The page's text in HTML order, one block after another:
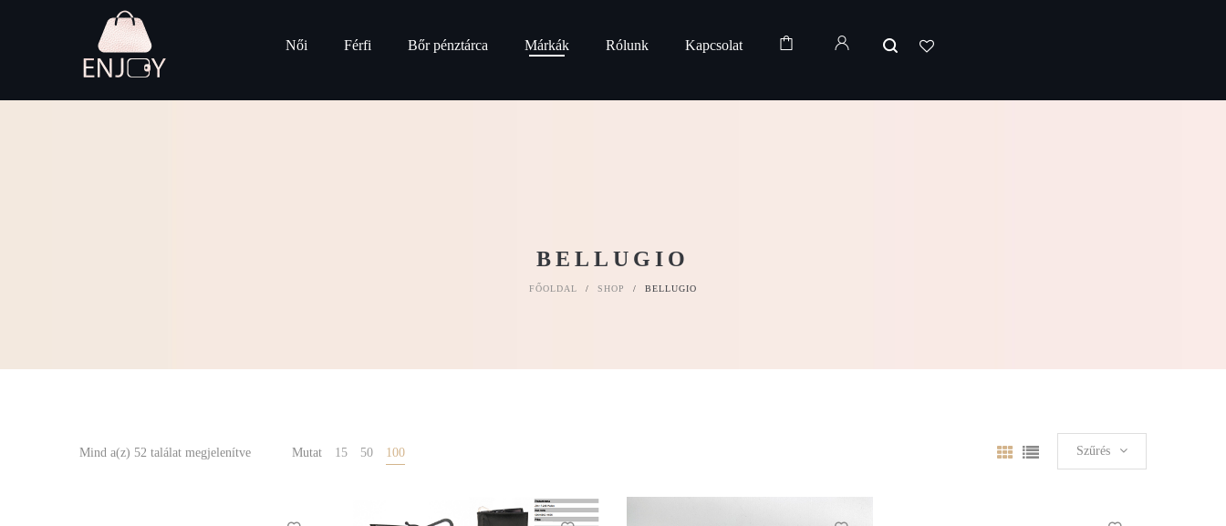
Női Férfi Bőr pénztárca Márkák Rólunk Kapcsolat
BELLUGIO
FŐOLDAL / SHOP / BELLUGIO
Mind a(z) 52 találat megjelenítve Mutat 15 50 100 Szűrés